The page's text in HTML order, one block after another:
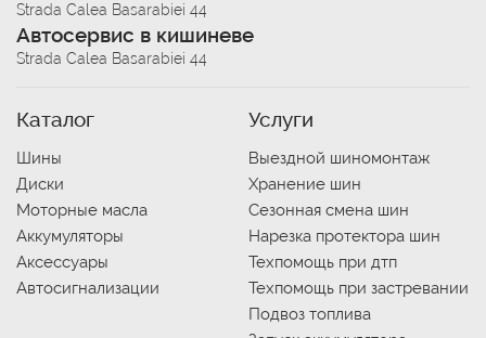
Strada Calea Basarabiei 44
Автосервис в кишиневе
Strada Calea Basarabiei 44
Каталог
Шины
Диски
Моторные масла
Аккумуляторы
Аксессуары
Автосигнализации
Услуги
Выездной шиномонтаж
Хранение шин
Сезонная смена шин
Нарезка протектора шин
Техпомощь при дтп
Техпомощь при застревании
Подвоз топлива